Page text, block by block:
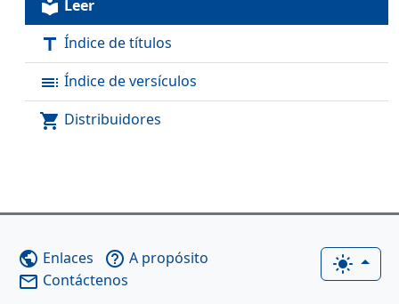
local_library Leer
title Índice de títulos
toc Índice de versículos
shopping_cart Distribuidores
light_mode
public Enlaces help_outline A propósito
mail_outline Contáctenos